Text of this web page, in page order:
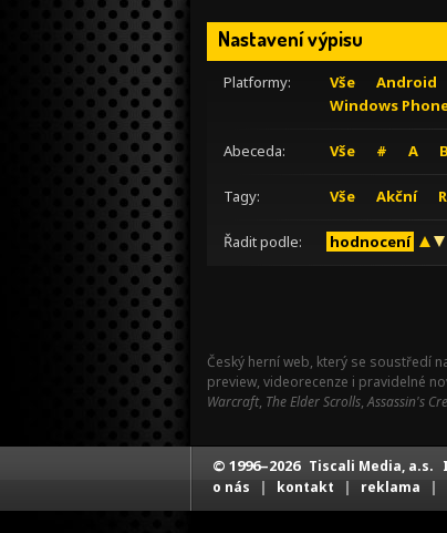
Nastavení výpisu
Platformy: Vše Android
Windows
Abeceda: Vše # A B
Tagy: Vše Akční
Řadit podle: hodnocení
Český herní web, který se soustředí
preview, videorecenze i pravidelné
Warcraft, The Elder Scrolls,Assassin's
© 1996–2026 Tiscali Media, a.s.
o nás | kontakt | reklama |